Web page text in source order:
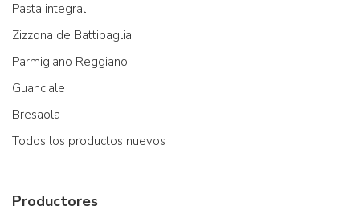
Pasta integral
Zizzona de Battipaglia
Parmigiano Reggiano
Guanciale
Bresaola
Todos los productos nuevos
Productores